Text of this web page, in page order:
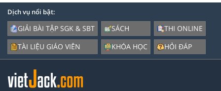
Dịch vụ nổi bật:
GIẢI BÀI TẬP SGK & SBT
TÀI LIỆU GIÁO VIÊN
SÁCH
KHÓA HỌC
THI ONLINE
HỎI ĐÁP